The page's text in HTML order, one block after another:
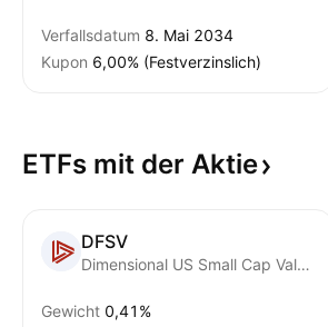
Verfallsdatum 8. Mai 2034
Kupon 6,00% (Festverzinslich)
ETFs mit der Aktie
DFSV
Dimensional US Small Cap Value ETF
Gewicht 0,41%